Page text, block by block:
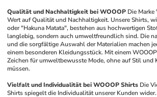
Qualität und Nachhaltigkeit bei WOOOP Die
Wert auf Qualität und Nachhaltigkeit. Unsere Shirts,
oder "Hakuna Matata", bestehen aus hochwertigen
langlebig, sondern auch umweltfreundlich sind. Die
und die sorgfältige Auswahl der Materialien machen
einem besonderen Kleidungsstück. Mit einem
Zeichen für umweltbewusste Mode, ohne auf Stil und
müssen.
Vielfalt und Individualität bei WOOOP Shirts Die
Shirts spiegelt die Individualität unserer Kunden